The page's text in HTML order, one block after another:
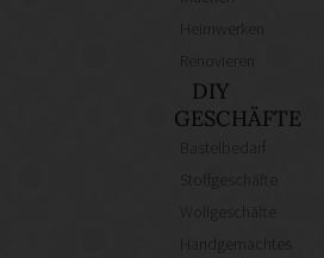
Heimwerken
DIY
GESCHÄFTE
Bastelbedarf
Stoffgeschäfte
Wollgeschäfte
Handgemachtes